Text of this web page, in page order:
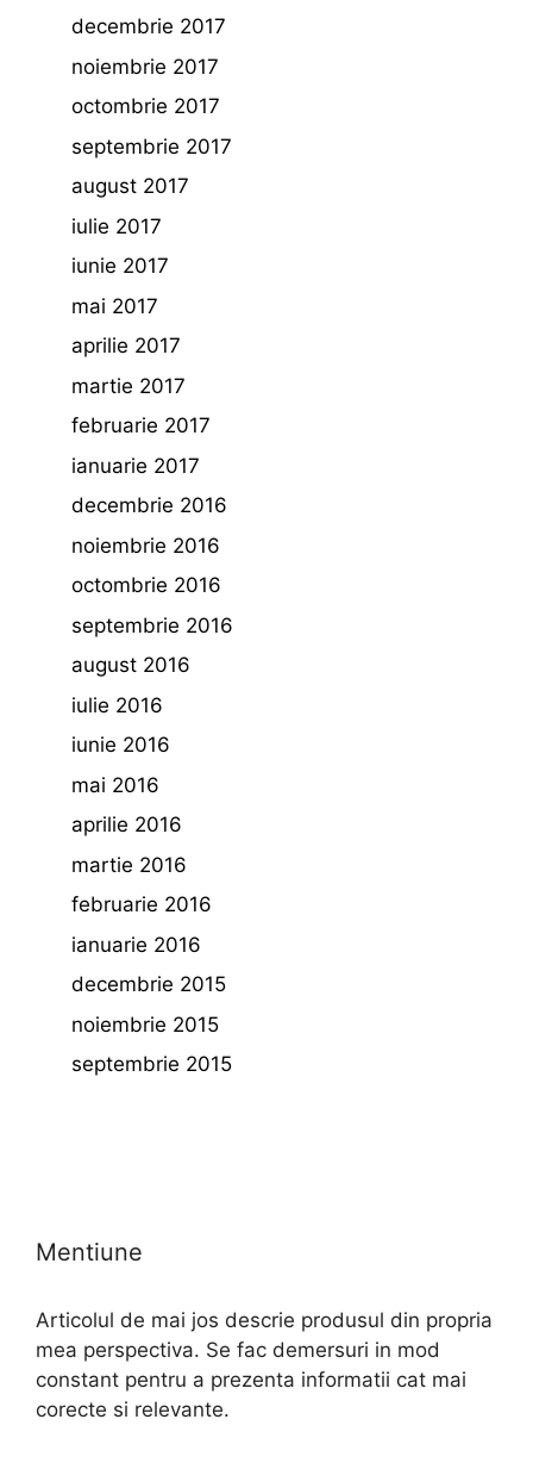
decembrie 2017
noiembrie 2017
octombrie 2017
septembrie 2017
august 2017
iulie 2017
iunie 2017
mai 2017
aprilie 2017
martie 2017
februarie 2017
ianuarie 2017
decembrie 2016
noiembrie 2016
octombrie 2016
septembrie 2016
august 2016
iulie 2016
iunie 2016
mai 2016
aprilie 2016
martie 2016
februarie 2016
ianuarie 2016
decembrie 2015
noiembrie 2015
septembrie 2015
Mentiune
Articolul de mai jos descrie produsul din propria
mea perspectiva. Se fac demersuri in mod
constant pentru a prezenta informatii cat mai
corecte si relevante.